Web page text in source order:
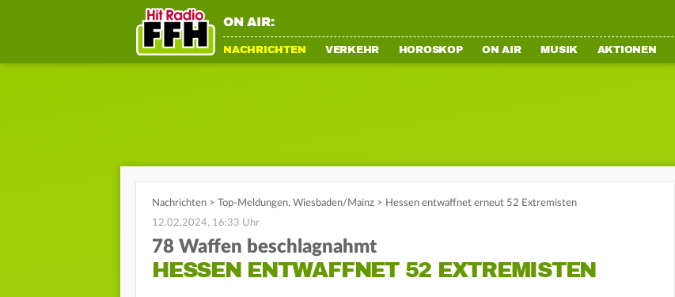
ON AIR:
NACHRICHTEN VERKEHR HOROSKOP ON AIR MUSIK AKTIONEN
Nachrichten > Top-Meldungen, Wiesbaden/Mainz > Hessen entwaffnet erneut 52 Extremisten
12.02.2024, 16:33 Uhr
78 Waffen beschlagnahmt
HESSEN ENTWAFFNET 52 EXTREMISTEN